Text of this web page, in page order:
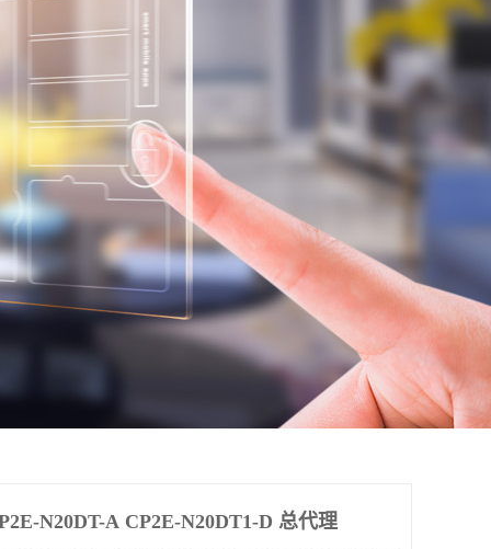
N20DT-A CP2E-N20DT1-D 总代理